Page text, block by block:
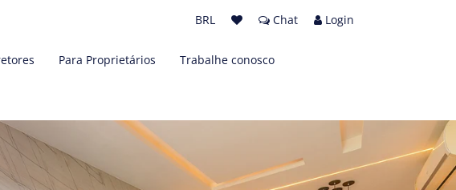
BRL Chat Login
Para Proprietários Trabalhe conosco